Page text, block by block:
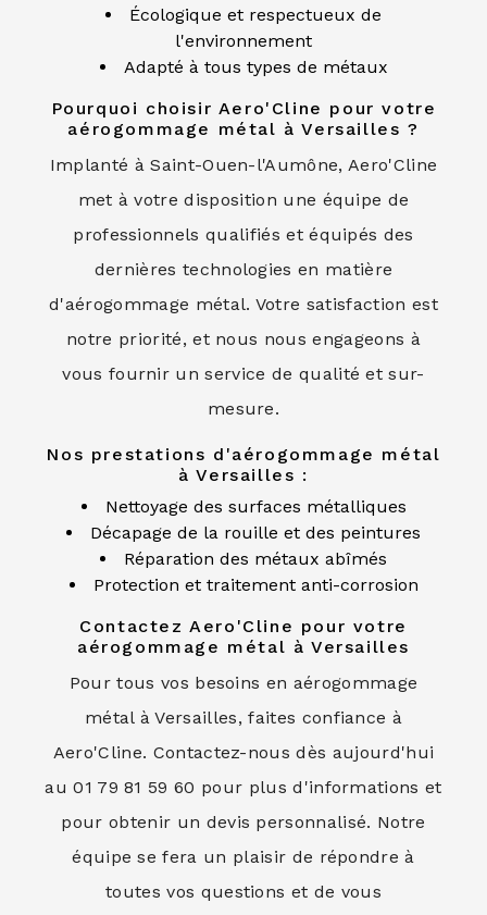
Écologique et respectueux de
l'environnement
Adapté à tous types de métaux
Pourquoi choisir Aero'Cline pour votre
aérogommage métal à Versailles ?
Implanté à Saint-Ouen-l'Aumône, Aero'Cline
met à votre disposition une équipe de
professionnels qualifiés et équipés des
dernières technologies en matière
d'aérogommage métal. Votre satisfaction est
notre priorité, et nous nous engageons à
vous fournir un service de qualité et sur-
mesure.
Nos prestations d'aérogommage métal
à Versailles :
Nettoyage des surfaces métalliques
Décapage de la rouille et des peintures
Réparation des métaux abîmés
Protection et traitement anti-corrosion
Contactez Aero'Cline pour votre
aérogommage métal à Versailles
Pour tous vos besoins en aérogommage
métal à Versailles, faites confiance à
Aero'Cline. Contactez-nous dès aujourd'hui
au 01 79 81 59 60 pour plus d'informations et
pour obtenir un devis personnalisé. Notre
équipe se fera un plaisir de répondre à
toutes vos questions et de vous